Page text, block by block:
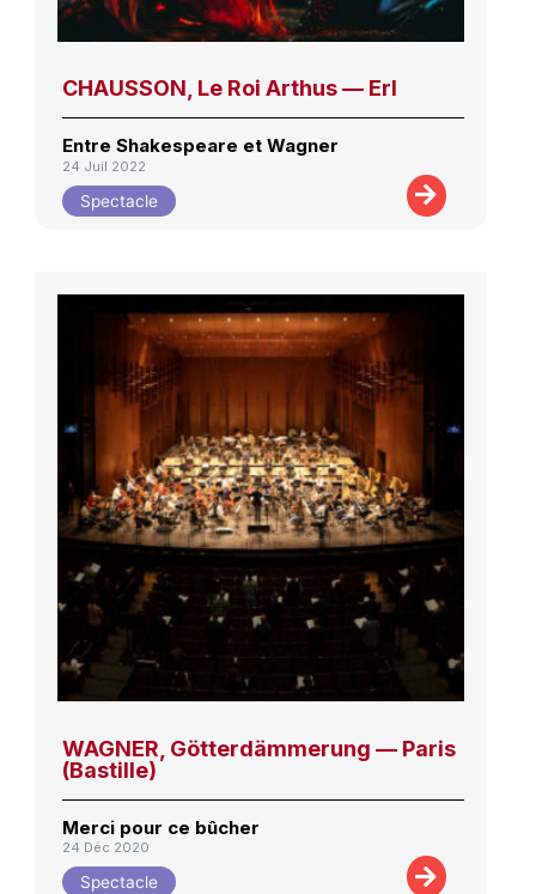
CHAUSSON, Le Roi Arthus — Erl
Entre Shakespeare et Wagner
24 Juil 2022
Spectacle
WAGNER, Götterdämmerung — Paris
(Bastille)
Merci pour ce bûcher
24 Déc 2020
Spectacle